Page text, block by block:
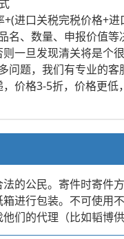
进口关税完税价格+
、数量、申报价值等
一旦发现清关将是个很
题，我们有专业的客
价格3-5折，价格更
的公民。寄件时寄
进行包装。不可使用
们的代理（比如韬博